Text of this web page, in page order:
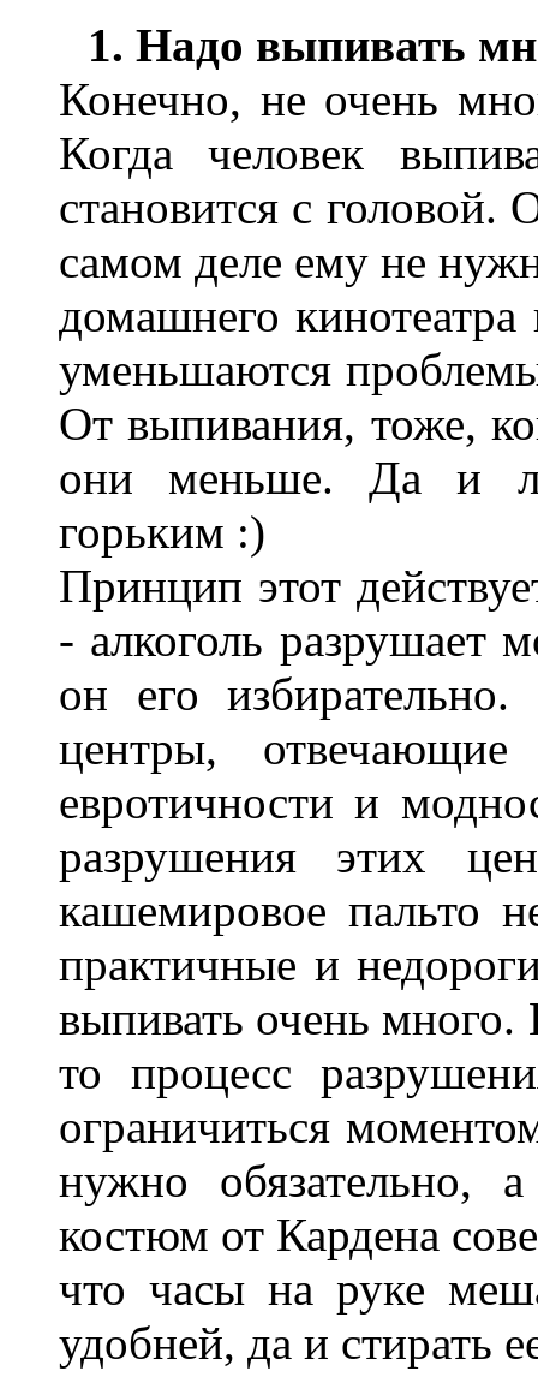
1. Надо выпивать
Конечно, не очень
Когда человек
становится с головой.
самом деле ему не
домашнего кинотеатра
уменьшаются
От выпивания, тоже,
они меньше. Да и
горьким :)
Принцип этот
- алкоголь разрушает
он его
центры,
евротичности и
разрушения этих
кашемировое пальто
практичные и
выпивать очень
то процесс
ограничиться
нужно
костюм от Кардена
что часы на руке
удобней, да и стирать